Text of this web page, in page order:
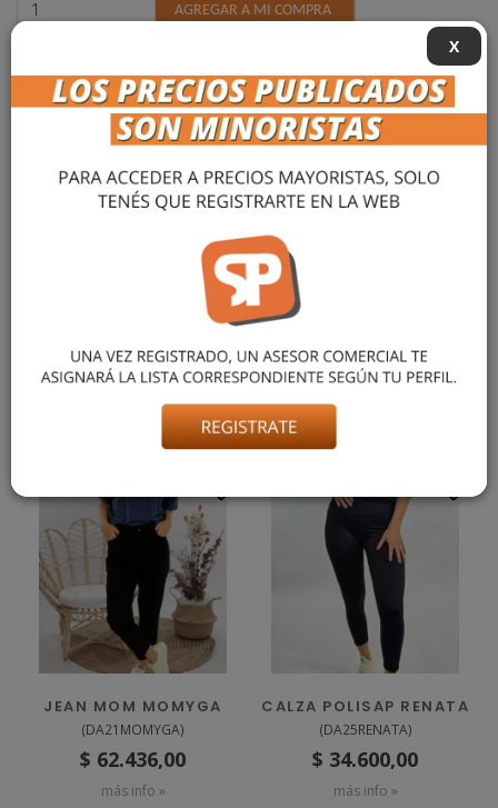
DESCRIPCIÓN
SACO LARGO DE MORLEY VISCOSA, CÓMODO Y DE CALCE
HOLGADO. IDEAL PARA TODOS LOS DÍAS, EN COLORES
NEUTROS QUE COMBINAN FÁCILMENTE. TALLES DEL S AL
3XL. LA MODELO USA TALLE M, MIDE 1,70M Y PESA 62KG
También podría gustarte
JEAN MOM MOMYGA
(DA21MOMYGA)
$ 62.436,00
más info »
CALZA POLISAP RENATA
(DA25RENATA)
$ 34.600,00
más info »
X